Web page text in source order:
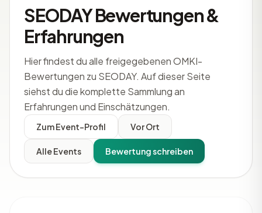
SEODAY Bewertungen &
Erfahrungen
Hier findest du alle freigegebenen OMKI-
Bewertungen zu SEODAY. Auf dieser Seite
siehst du die komplette Sammlung an
Erfahrungen und Einschätzungen.
Zum Event-Profil Vor Ort
Alle Events Bewertung schreiben